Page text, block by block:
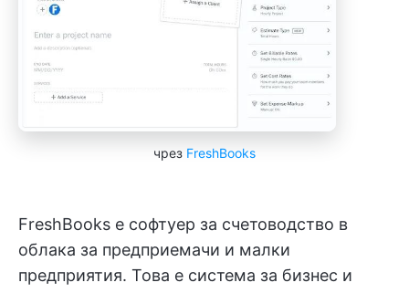
чрез FreshBooks
FreshBooks е софтуер за счетоводство в
облака за предприемачи и малки
предприятия. Това е система за бизнес и